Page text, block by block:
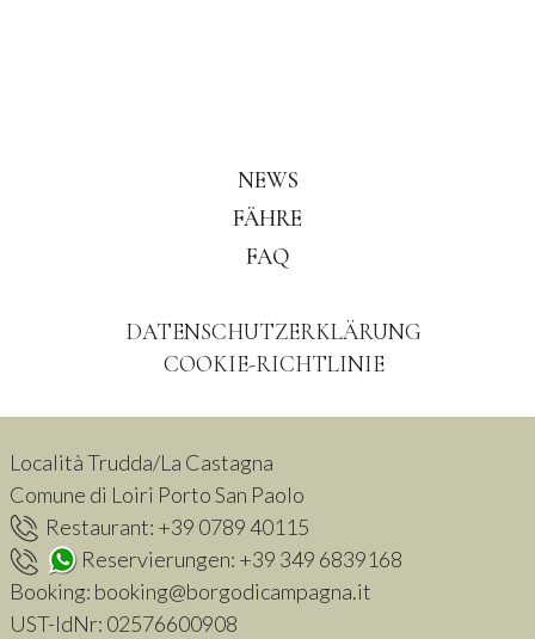
NEWS
FÄHRE
FAQ
DATENSCHUTZERKLÄRUNG
COOKIE-RICHTLINIE
Località Trudda/La Castagna
Comune di Loiri Porto San Paolo
Restaurant: +39 0789 40115
Reservierungen: +39 349 6839168
Booking: booking@borgodicampagna.it
UST-IdNr: 02576600908